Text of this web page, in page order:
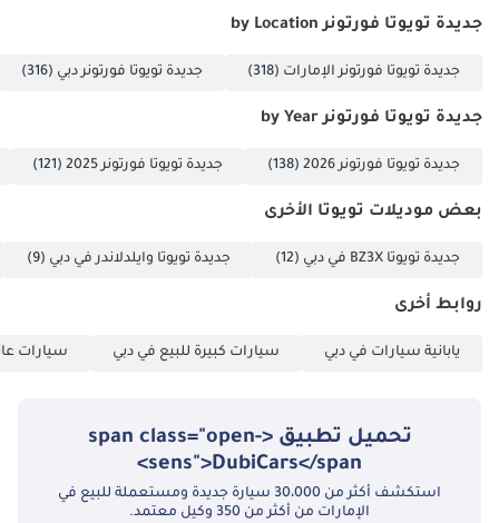
العلامة.
جديدة تويوتا فورتونر by Location
جديدة تويوتا فورتونر الإمارات (318) جديدة تويوتا فورتونر دبي (316)
جديدة تويوتا فورتونر by Year
جديدة تويوتا فورتونر 2026 (138) جديدة تويوتا فورتونر 2025 (121)
بعض موديلات تويوتا الأخرى
جديدة تويوتا BZ3X في دبي (12) جديدة تويوتا وايلدلاندر في دبي (9)
روابط أخرى
يابانية سيارات في دبي سيارات كبيرة للبيع في دبي سيارات
تحميل تطبيق <span class="open-
sens">DubiCars</span>
استكشف أكثر من 30،000 سيارة جديدة ومستعملة للبيع في
الإمارات من أكثر من 350 وكيل معتمد.
وموديل السنة الحالية مع توفير ذكي في السعر.
تم إنشاء هذه الإحصاءات بواسطة الذكاء الاصطناعي اعتماداً على بيانات
خبراء السوق. يُرجى دائماً فحص السيارة قبل الشراء.